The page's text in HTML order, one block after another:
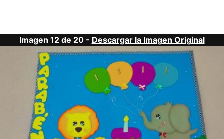
Imagen 12 de 20 - Descargar la Imagen Original